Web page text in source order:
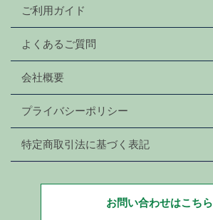
ご利用ガイド
よくあるご質問
会社概要
プライバシーポリシー
特定商取引法に基づく表記
お問い合わせはこちら